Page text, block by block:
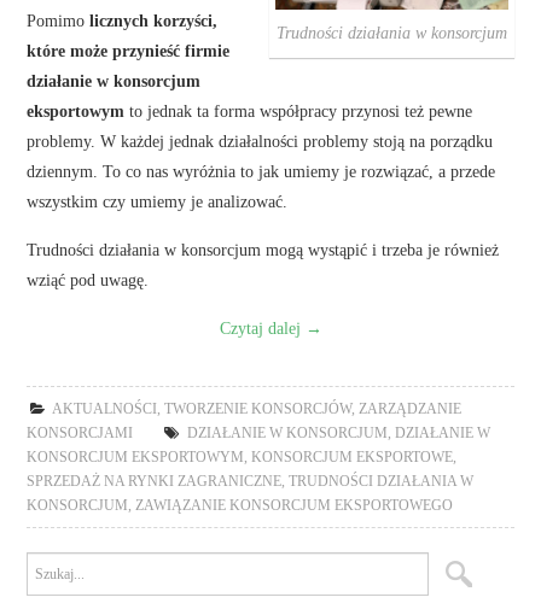
Trudności działania w konsorcjum
Pomimolicznych korzyści,
które może przynieść firmie
działanie w konsorcjum
eksportowym to jednak ta forma współpracy przynosi też pewne
problemy. W każdej jednak działalności problemy stoją na porządku
dziennym. To co nas wyróżnia to jak umiemy je rozwiązać, a przede
wszystkim czy umiemy je analizować.
Trudności działania w konsorcjum mogą wystąpić i trzeba je również
wziąć pod uwagę.
Czytaj dalej →
AKTUALNOŚCI ,TWORZENIE KONSORCJÓW, ZARZĄDZANIE
KONSORCJAMI
DZIAŁANIE W KONSORCJUM
DZIAŁANIE W
KONSORCJUM EKSPORTOWYM
KONSORCJUM EKSPORTOWE
SPRZEDAŻ NA RYNKI ZAGRANICZNE ,TRUDNOŚCI DZIAŁANIA W
KONSORCJUM
ZAWIĄZANIE KONSORCJUM EKSPORTOWEGO